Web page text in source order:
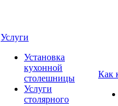
Услуги
Установка
кухонной
столешницы
Услуги
столярного
Как